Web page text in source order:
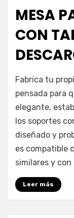
MESA
CON
por admin
Fabrica tu
pensada para
elegante,
los soportes
diseñado y
es compatible
similares y
Leer más